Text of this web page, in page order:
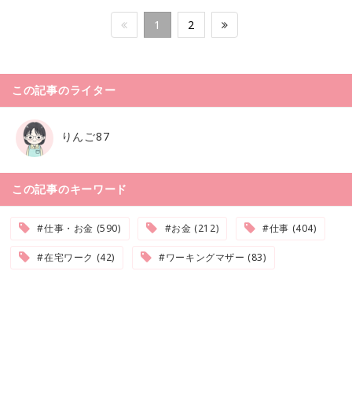
1 2
この記事のライター
りんご87
この記事のキーワード
#仕事・お金 (590) #お金 (212) #仕事 (404)
#在宅ワーク (42) #ワーキングマザー (83)